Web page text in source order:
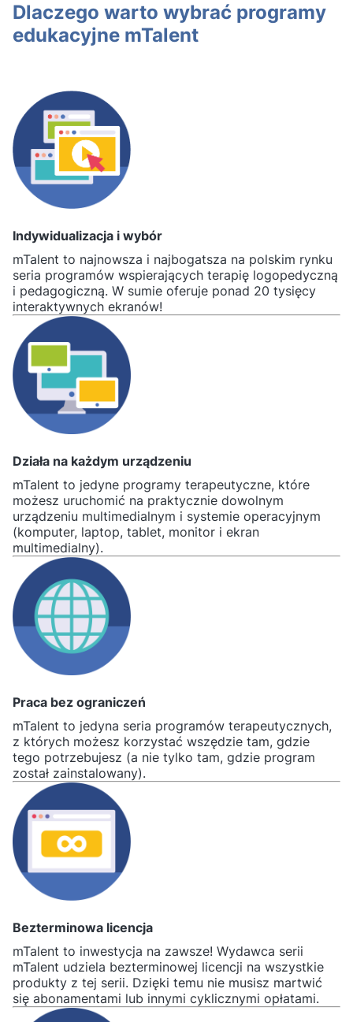
Dlaczego warto wybrać programy
edukacyjne mTalent
Indywidualizacja i wybór
mTalent to najnowsza i najbogatsza na polskim rynku
seria programów wspierających terapię logopedyczną
i pedagogiczną. W sumie oferuje ponad 20 tysięcy
interaktywnych ekranów!
Działa na każdym urządzeniu
mTalent to jedyne programy terapeutyczne, które
możesz uruchomić na praktycznie dowolnym
urządzeniu multimedialnym i systemie operacyjnym
(komputer, laptop, tablet, monitor i ekran
multimedialny).
Praca bez ograniczeń
mTalent to jedyna seria programów terapeutycznych,
z których możesz korzystać wszędzie tam, gdzie
tego potrzebujesz (a nie tylko tam, gdzie program
został zainstalowany).
Bezterminowa licencja
mTalent to inwestycja na zawsze! Wydawca serii
mTalent udziela bezterminowej licencji na wszystkie
produkty z tej serii. Dzięki temu nie musisz martwić
się abonamentami lub innymi cyklicznymi opłatami.